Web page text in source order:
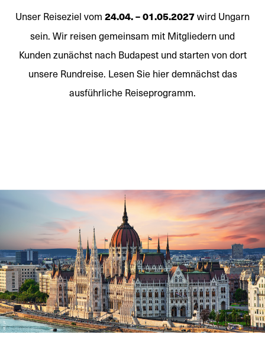
Unser Reiseziel vom 24.04. – 01.05.2027wird Ungarn
sein. Wir reisen gemeinsam mit Mitgliedern und
Kunden zunächst nach Budapest und starten von dort
unsere Rundreise. Lesen Sie hier demnächst das
ausführliche Reiseprogramm.